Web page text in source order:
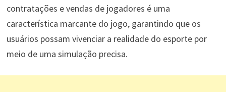
contratações e vendas de jogadores é uma
característica marcante do jogo, garantindo que os
usuários possam vivenciar a realidade do esporte por
meio de uma simulação precisa.